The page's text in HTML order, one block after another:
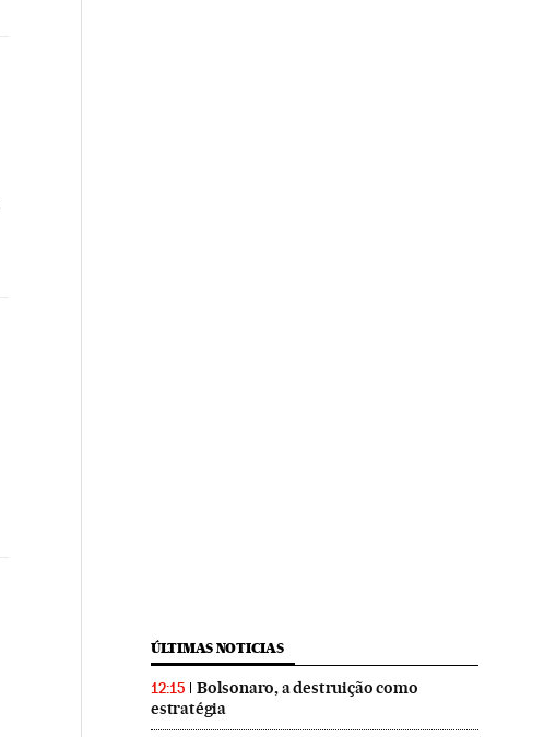
ÚLTIMAS NOTICIAS
12:15
Bolsonaro, a destruição como
estratégia